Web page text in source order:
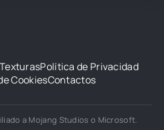
Política de Privacidad
CookiesContactos
a Mojang Studios o Microsoft.